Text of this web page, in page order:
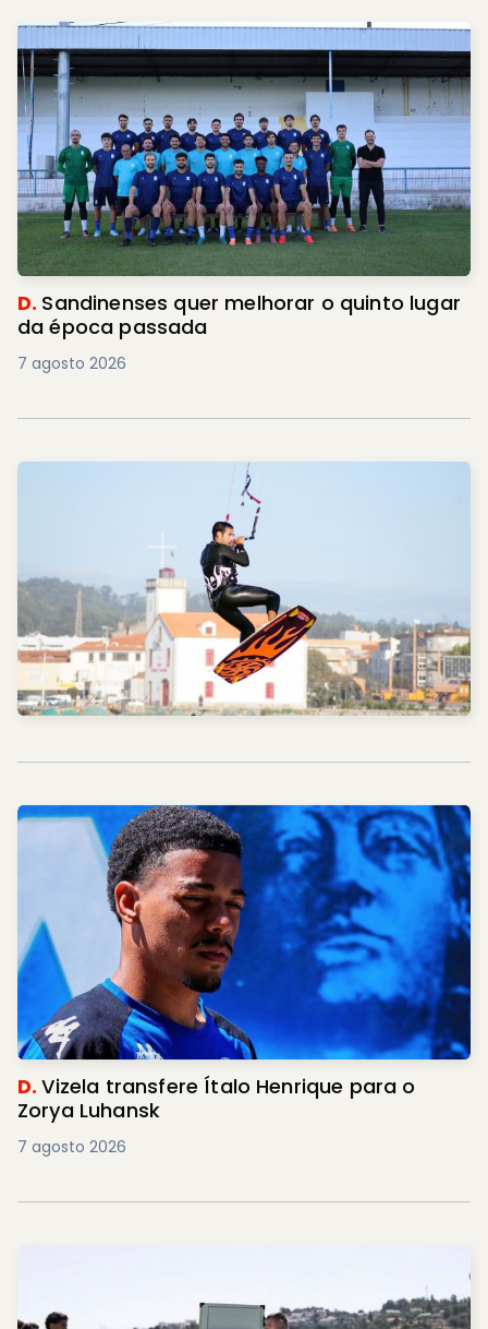
D. Sandinenses quer melhorar o quinto lugar
da época passada
7 agosto 2026
D.Vizela transfere Ítalo Henrique para o
Zorya Luhansk
7 agosto 2026